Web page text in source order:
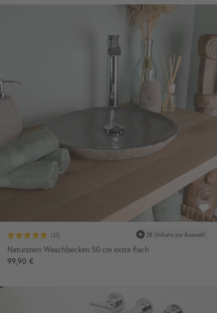
28 Unikate zur Auswahl
Naturstein Waschbecken 50 cm extra flach
99,90 €